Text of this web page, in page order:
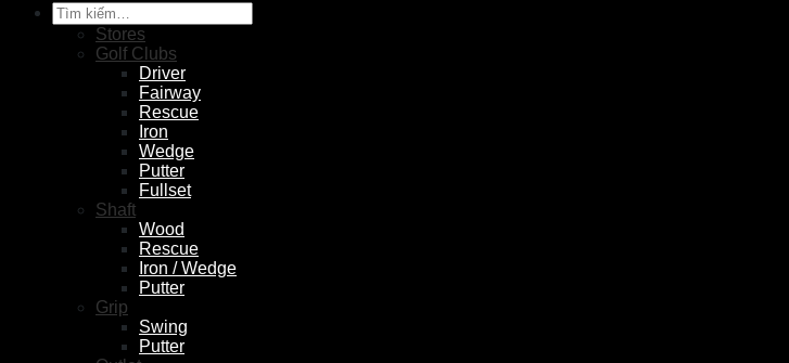
Tìm
kiếm: Stores
Golf Clubs
Driver
Fairway
Rescue
Iron
Wedge
Putter
Fullset
Shaft
Wood
Rescue
Iron / Wedge
Putter
Grip
Swing
Putter